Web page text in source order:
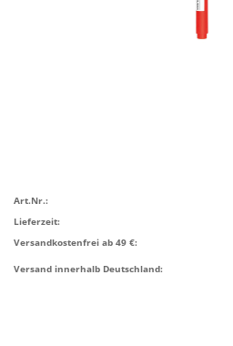
Art.Nr.:
Lieferzeit:
Versandkostenfrei ab 49 €:
Versand innerhalb Deutschland: